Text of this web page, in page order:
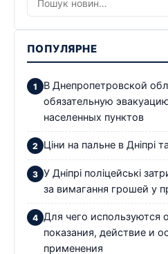
ПОПУЛЯРНЕ
В Днепропетровской
обязательную
населенных пунктов
Ціни на пальне в Дніпрі
У Дніпрі поліцейські
за вимагання грошей у
Для чего используются
показания, действие и
применения